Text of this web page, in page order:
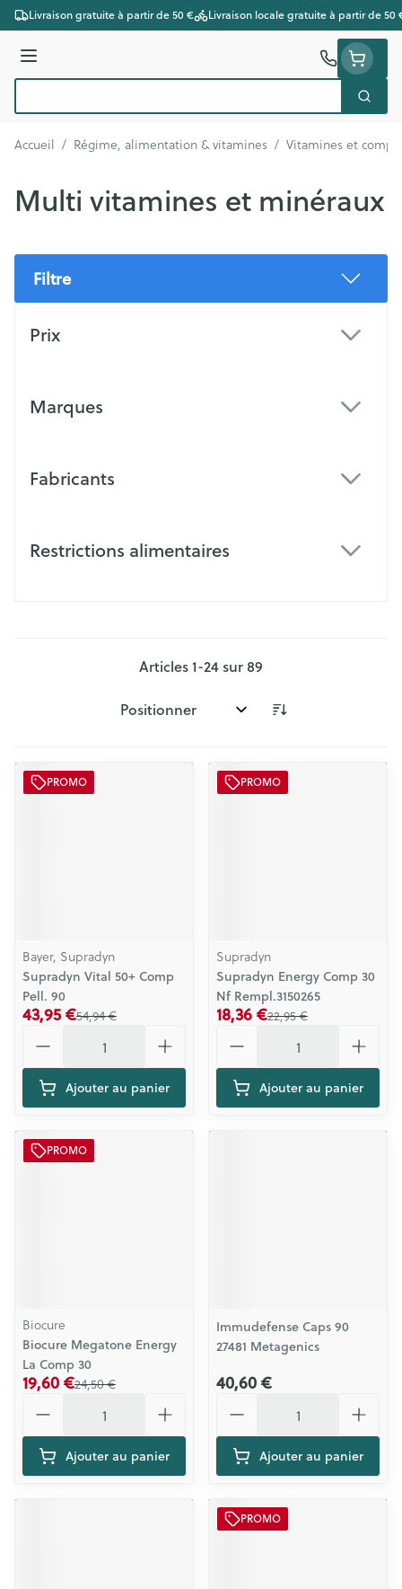
Aller au contenu
Livraison gratuite à partir de 50 € Livraison locale gratuite à partir de 50
Menu
Accueil / Régime, alimentation & vitamines / Vitamines et
Multi vitamines et minéraux
Filtre
Prix
Marques
Fabricants
Restrictions alimentaires
Articles1-24sur 89
Trier par:
PROMO
Bayer, Supradyn
Supradyn Vital 50+ Comp
Pell. 90
54,94 €
43,95 €
Ajouter au panier
PROMO
Supradyn
Supradyn Energy Comp 30
Nf Rempl.3150265
22,95 €
18,36 €
Ajouter au panier
PROMO
Biocure
Biocure Megatone Energy
La Comp 30
24,50 €
19,60 €
Ajouter au panier
Immudefense Caps 90
27481 Metagenics
40,60 €
Ajouter au panier
PROMO